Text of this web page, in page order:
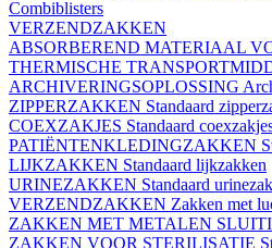
Combiblisters
VERZENDZAKKEN
ABSORBEREND MATERIAAL
THERMISCHE
ARCHIVERINGSOPLOSSING
ZIPPERZAKKEN Standaard
COEXZAKJES Standaard
PATIËNTENKLEDINGZAKKEN
LIJKZAKKEN Standaard lijkzakken
URINEZAKKEN Standaard
VERZENDZAKKEN Zakken met
ZAKKEN MET METALEN
ZAKKEN VOOR STERILISATIE